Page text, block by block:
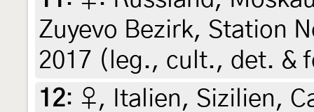
Zuyevo Bezirk, Station
2017 (leg., cult., det. &
12: ♀, Italien, Sizilien,